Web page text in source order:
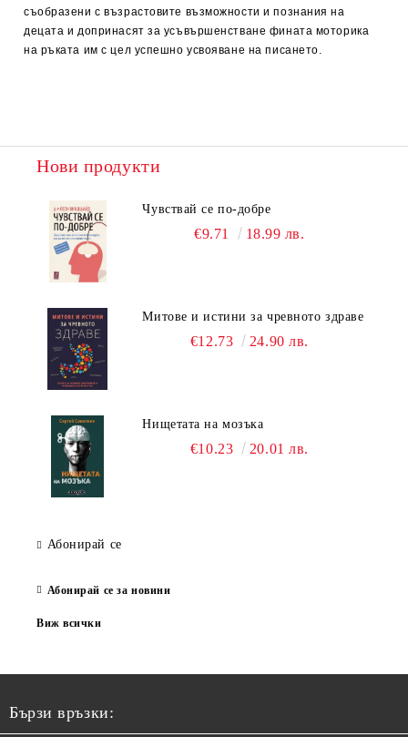
съобразени с възрастовите възможности и познания на
децата и допринасят за усъвършенстване фината моторика
на ръката им с цел успешно усвояване на писането.
Нови продукти
Чувствай се по-добре
€9.71 18.99 лв.
Митове и истини за чревното здраве
€12.73 24.90 лв.
Нищетата на мозъка
€10.23 20.01 лв.
Абонирай се
Абонирай се за новини
Виж всички
Бързи връзки: